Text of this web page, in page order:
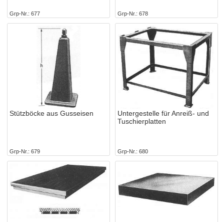
Grp-Nr. 677 Grp-Nr. 678
Stützböcke aus Gusseisen
Grp-Nr. 679
Untergestelle für Anreiß- und
Tuschierplatten
Grp-Nr. 680